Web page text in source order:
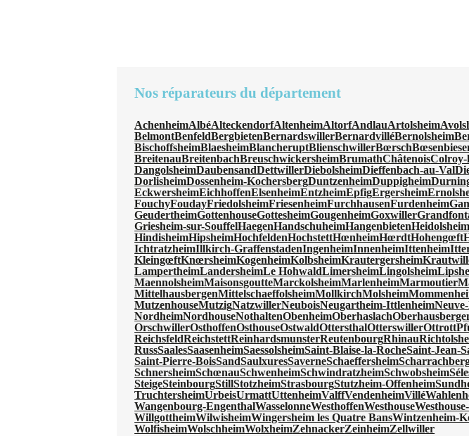
Nos réparateurs du département
AchenheimAlbéAlteckendorfAltenheimAltorfAndlauArtolsheim
BelmontBenfeldBergbietenBernardswillerBernardvilléBernolsheim
BischoffsheimBlaesheimBlancheruptBlienschwillerBœrsch
BreitenauBreitenbachBreuschwickersheimBrumathChâtenoisColroy-
DangolsheimDaubensandDettwillerDiebolsheimDieffenbach-au-Val
DorlisheimDossenheim-KochersbergDuntzenheimDuppigheim
EckwersheimEichhoffenElsenheimEntzheimEpfigErgersheim
FouchyFoudayFriedolsheimFriesenheimFurchhausenFurdenheim
GeudertheimGottenhouseGottesheimGougenheimGoxwiller
Griesheim-sur-SouffelHaegenHandschuheimHangenbieten
HindisheimHipsheimHochfeldenHochstettHœnheimHœrdtHohengœft
IchtratzheimIllkirch-GraffenstadenIngenheimInnenheimIttenheim
KleingœftKnœrsheimKogenheimKolbsheimKrautergersheim
LampertheimLandersheimLe HohwaldLimersheimLingolsheim
MaennolsheimMaisonsgoutteMarckolsheimMarlenheimMarmoutier
MittelhausbergenMittelschaeffolsheimMollkirchMolsheim
MutzenhouseMutzigNatzwillerNeuboisNeugartheim-Ittlenheim
NordheimNordhouseNothaltenObenheimOberhaslach
OrschwillerOsthoffenOsthouseOstwaldOttersthalOtterswillerOttrott
ReichsfeldReichstettReinhardsmunsterReutenbourgRhinau
RussSaalesSaasenheimSaessolsheimSaint-Blaise-la-RocheSaint-Jean-
Saint-Pierre-BoisSandSaulxuresSaverneSchaeffersheim
SchnersheimSchœnauSchwenheimSchwindratzheimSchwobsheim
SteigeSteinbourgStillStotzheimStrasbourgStutzheim-Offenheim
TruchtersheimUrbeisUrmattUttenheimValffVendenheimVillé
Wangenbourg-EngenthalWasselonneWesthoffenWesthouse
WillgottheimWilwisheimWingersheim les Quatre BansWintzenheim-
WolfisheimWolschheimWolxheimZehnackerZeinheimZellwiller